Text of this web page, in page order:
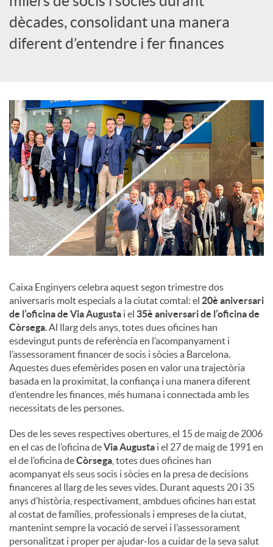
o
r
e
c
o
n
t
i
n
g
u
t
s
dècades, consolidant una manera
diferent d’entendre i fer finances
Caixa Enginyers celebra aquest segon trimestre dos
aniversaris molt especials a la ciutat comtal: el 20è aniversari
de l’oficina de Via Augusta i el 35è aniversari de l’oficina de
Còrsega. Al llarg dels anys, totes dues oficines han
esdevingut punts de referència en l’acompanyament i
l’assessorament financer de socis i sòcies a Barcelona.
Aquestes dues efemèrides posen en valor una trajectòria
basada en la proximitat, la confiança i una manera diferent
d’entendre les finances, més humana i connectada amb les
necessitats de les persones.
Des de les seves respectives obertures, el 15 de maig de 2006
en el cas de l’oficina deVia Augusta i el 27 de maig de 1991 en
el de l’oficina deCòrsega , totes dues oficines han
acompanyat els seus socis i sòcies en la presa de decisions
financeres al llarg de les seves vides. Durant aquests 20 i 35
anys d’història, respectivament, ambdues oficines han estat
al costat de famílies, professionals i empreses de la ciutat,
mantenint sempre la vocació de servei i l’assessorament
personalitzat i proper per ajudar-los a cuidar de la seva salut